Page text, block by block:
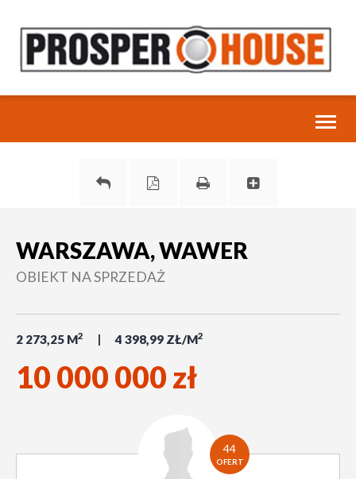
WARSZAWA, WAWER
OBIEKT NA SPRZEDAŻ
2 273,25 M2 4 398,99 ZŁ/M2
10 000 000 zł
44
OFERT